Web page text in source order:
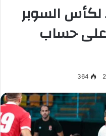
لكأس السوبر
على حساب
364